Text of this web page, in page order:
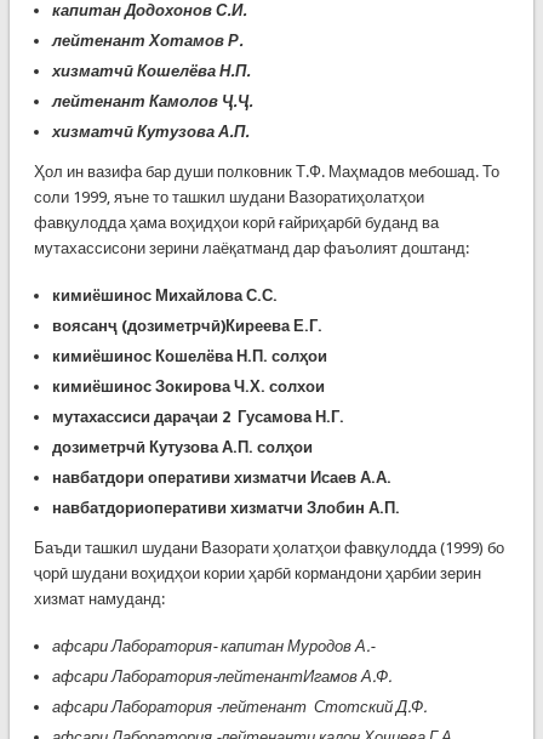
капитан Додохонов С.И.
лейтенант Хотамов Р.
хизматчӣ Кошелёва Н.П.
лейтенант Камолов Ҷ.Ҷ.
хизматчӣ Кутузова А.П.
Ҳол ин вазифа бар души полковник Т.Ф. Маҳмадов мебошад. То
соли 1999, яъне то ташкил шудани Вазоратиҳолатҳои
фавқулодда ҳама воҳидҳои корӣ ғайриҳарбӣ буданд ва
мутахассисони зерини лаёқатманд дар фаъолият доштанд:
кимиёшинос Михайлова С.С.
воясанҷ (дозиметрчӣ)Киреева Е.Г.
кимиёшинос Кошелёва Н.П. солҳои
кимиёшинос Зокирова Ч.Х. солхои
мутахассиси дараҷаи 2Гусамова Н.Г.
дозиметрчӣ Кутузова А.П. солҳои
навбатдори оперативи хизматчи Исаев А.А.
навбатдориоперативи хизматчи Злобин А.П.
Баъди ташкил шудани Вазорати ҳолатҳои фавқулодда (1999) бо
ҷорӣ шудани воҳидҳои кории ҳарбӣ кормандони ҳарбии зерин
хизмат намуданд:
афсари Лаборатория- капитан Муродов А.-
афсари Лаборатория-лейтенантИгамов А.Ф.
афсари Лаборатория -лейтенант Стотский Д.Ф.